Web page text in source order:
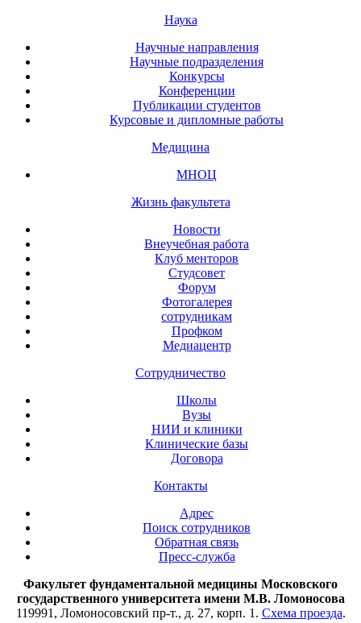
Наука
Научные направления
Научные подразделения
Конкурсы
Конференции
Публикации студентов
Курсовые и дипломные работы
Медицина
МНОЦ
Жизнь факультета
Новости
Внеучебная работа
Клуб менторов
Студсовет
Форум
Фотогалерея
сотрудникам
Профком
Медиацентр
Сотрудничество
Школы
Вузы
НИИ и клиники
Клинические базы
Договора
Контакты
Адрес
Поиск сотрудников
Обратная связь
Пресс-служба
Факультет фундаментальной медицины Московского
государственного университета имени М.В. Ломоносова
119991, Ломоносовский пр-т., д. 27, корп. 1. Схема проезда.